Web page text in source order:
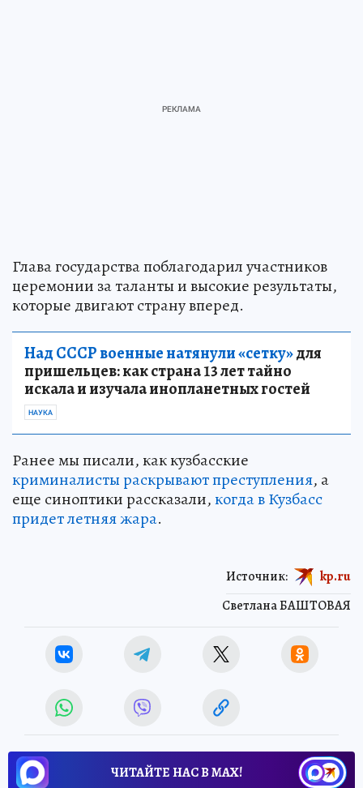
Глава государства поблагодарил участников
церемонии за таланты и высокие результаты,
которые двигают страну вперед.
Над СССР военные натянули «сетку»для
пришельцев: как страна 13 лет тайно
искала и изучала инопланетных гостей
НАУКА
Ранее мы писали, как кузбасские
криминалисты раскрывают преступления, а
еще синоптики рассказали,когда в Кузбасс
придет летняя жара.
Светлана БАШТОВАЯ
Источник: kp.ru
ЧИТАЙТЕ НАС В МАХ!